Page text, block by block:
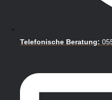
Telefonische Beratung: